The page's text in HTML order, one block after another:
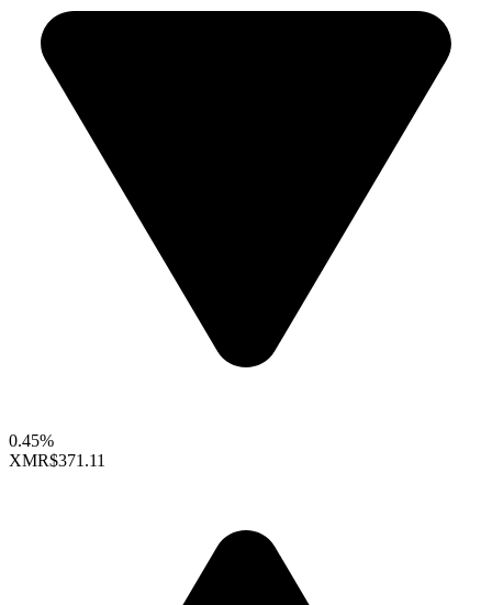
0.45%
XMR$371.11